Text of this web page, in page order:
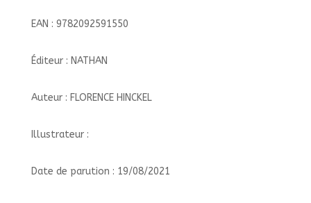
EAN : 9782092591550
Éditeur : NATHAN
Auteur : FLORENCE HINCKEL
Illustrateur :
Date de parution : 19/08/2021